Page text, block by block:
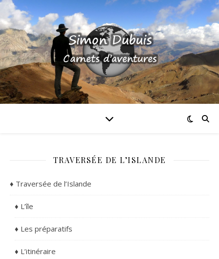
TRAVERSÉE DE L’ISLANDE
♦ Traversée de l’Islande
♦ L’île
♦ Les préparatifs
♦ L’itinéraire